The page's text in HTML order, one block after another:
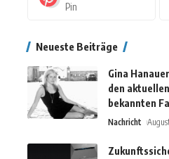
Pin
Neueste Beiträge
Gina
den
bekannten
Nachricht